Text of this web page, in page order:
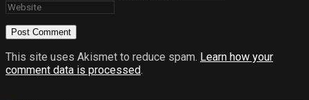
This site uses Akismet to reduce spam. Learn how your
comment data is processed.